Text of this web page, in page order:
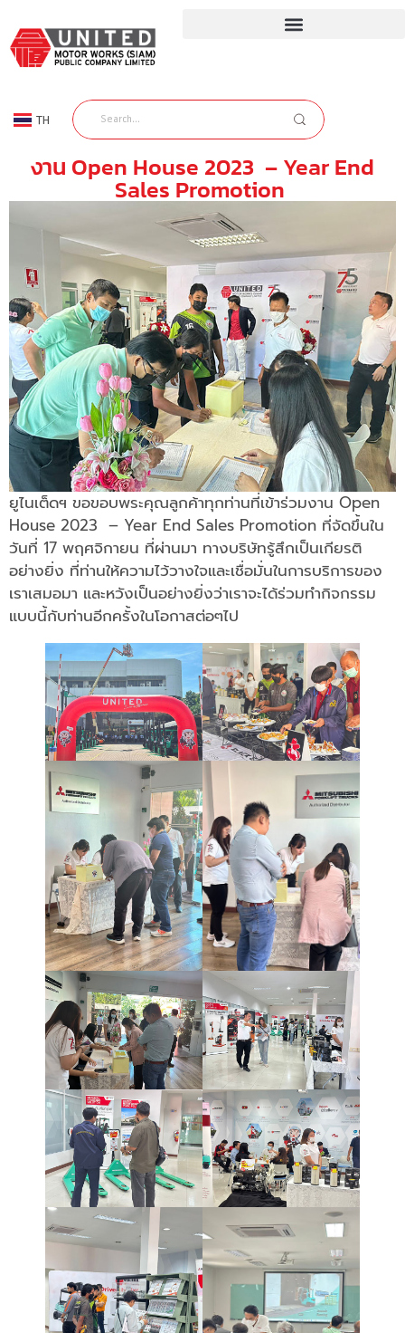
TH
EN
งาน Open House 2023 – Year End
Sales Promotion
ยูไนเต็ดฯ ขอขอบพระคุณลูกค้าทุกท่านที่เข้าร่วมงาน Open
House 2023 – Year End Sales Promotion ที่จัดขึ้นใน
วันที่ 17 พฤศจิกายน ที่ผ่านมา ทางบริษัทรู้สึกเป็นเกียรติ
อย่างยิ่ง ที่ท่านให้ความไว้วางใจและเชื่อมั่นในการบริการของ
เราเสมอมา และหวังเป็นอย่างยิ่งว่าเราจะได้ร่วมทำกิจกรรม
แบบนี้กับท่านอีกครั้งในโอกาสต่อๆไป